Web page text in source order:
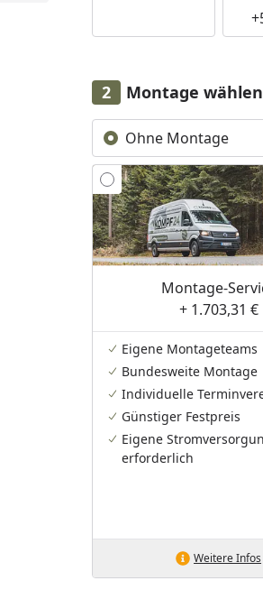
Montage wählen
Ohne Montage
Montage-
+ 1.703,31 €
Eigene Montageteams
Bundesweite Montage
Individuelle
Günstiger Festpreis
Eigene
erforderlich
Weitere Infos